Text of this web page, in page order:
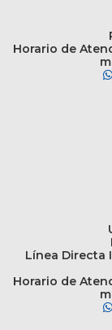
Horario de
Línea Directa
Horario de